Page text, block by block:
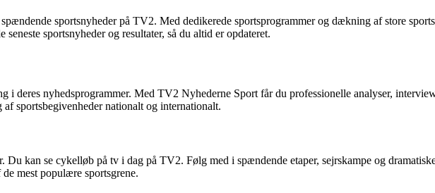
sportsnyheder på TV2. Med dedikerede sportsprogrammer og dækning af store
sportsnyheder og resultater, så du altid er opdateret.
i deres nyhedsprogrammer. Med TV2 Nyhederne Sport får du professionelle analyser,
sportsbegivenheder nationalt og internationalt.
Du kan se cykelløb på tv i dag på TV2. Følg med i spændende etaper, sejrskampe og
mest populære sportsgrene.